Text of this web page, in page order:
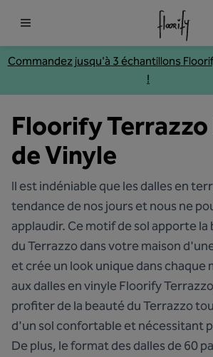
Commandez jusqu'à 3 échantillons
!
Floorify Terrazzo
de Vinyle
Il est indéniable que les dalles en
tendance de nos jours et nous ne
applaudir. Ce motif de sol apporte
du Terrazzo dans votre maison
et crée un look unique dans chaque
aux dalles en vinyle Floorify
profiter de la beauté du Terrazzo
d'un sol confortable et nécessitant
De plus, le format des dalles de 60